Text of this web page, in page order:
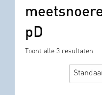
pD
Toont alle 3 resultaten